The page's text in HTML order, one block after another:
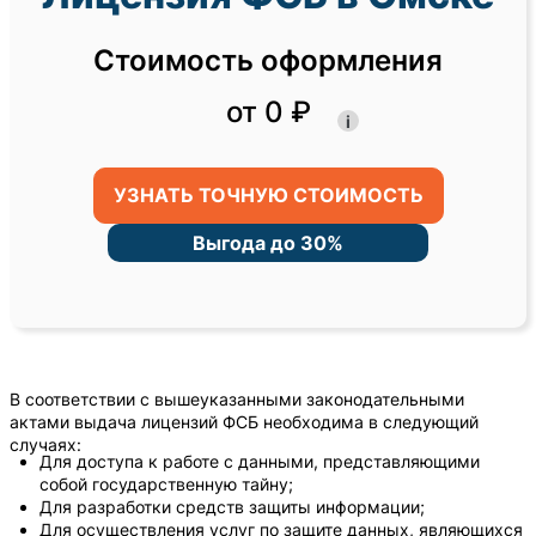
Стоимость оформления
от 0 ₽
i
УЗНАТЬ ТОЧНУЮ СТОИМОСТЬ
Выгода до 30%
В соответствии с вышеуказанными законодательными
актами выдача лицензий ФСБ необходима в следующий
случаях:
Для доступа к работе с данными, представляющими
собой государственную тайну;
Для разработки средств защиты информации;
Для осуществления услуг по защите данных, являющихся